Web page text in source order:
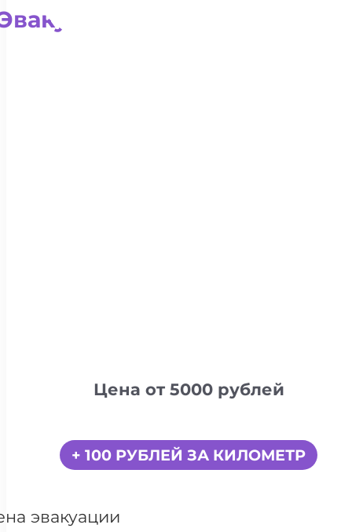
для
Цена от 5000 рублей
+ 100 РУБЛЕЙ ЗА КИЛОМЕТР
эвакуации